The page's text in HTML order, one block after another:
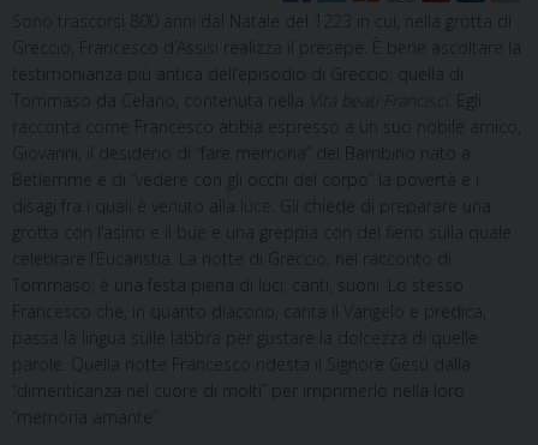
Sono trascorsi 800 anni dal Natale del 1223 in cui, nella grotta di
Greccio, Francesco d’Assisi realizza il presepe. È bene ascoltare la
testimonianza più antica dell’episodio di Greccio, quella di
Tommaso da Celano, contenuta nella
. Egli
racconta come Francesco abbia espresso a un suo nobile amico,
Giovanni, il desiderio di “fare memoria” del Bambino nato a
Betlemme e di “vedere con gli occhi del corpo” la povertà e i
disagi fra i quali è venuto alla luce. Gli chiede di preparare una
grotta con l’asino e il bue e una greppia con del fieno sulla quale
celebrare l’Eucaristia. La notte di Greccio, nel racconto di
Tommaso, è una festa piena di luci, canti, suoni. Lo stesso
Francesco che, in quanto diacono, canta il Vangelo e predica,
passa la lingua sulle labbra per gustare la dolcezza di quelle
parole. Quella notte Francesco ridesta il Signore Gesù dalla
“dimenticanza nel cuore di molti” per imprimerlo nella loro
“memoria amante”.